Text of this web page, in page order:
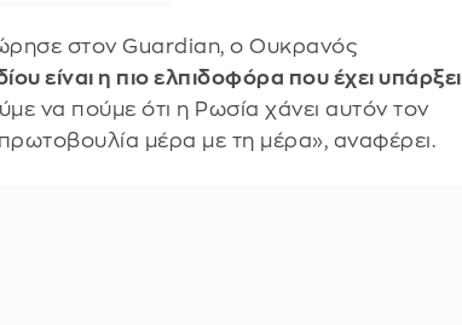
στον Guardian, ο Ουκρανός
είναι η πιο ελπιδοφόρα που έχει υπάρξει
να πούμε ότι η Ρωσία χάνει αυτόν τον
μέρα με τη μέρα», αναφέρει.